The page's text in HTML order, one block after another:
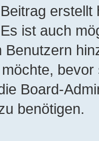
ist auch
Benutzern
Board-
benötigen.